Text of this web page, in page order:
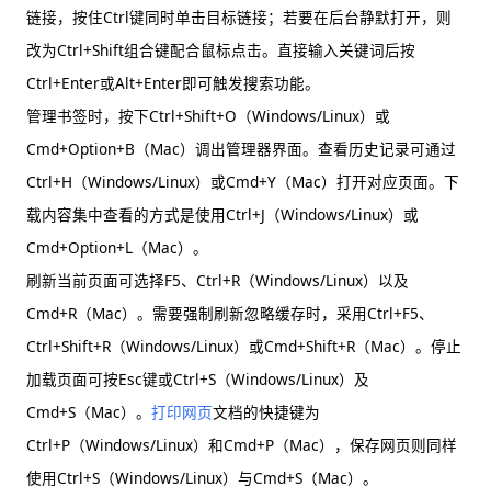
链接，按住Ctrl键同时单击目标链接；若要在后台静默打开，则
改为Ctrl+Shift组合键配合鼠标点击。直接输入关键词后按
Ctrl+Enter或Alt+Enter即可触发搜索功能。
管理书签时，按下Ctrl+Shift+O（Windows/Linux）或
Cmd+Option+B（Mac）调出管理器界面。查看历史记录可通过
Ctrl+H（Windows/Linux）或Cmd+Y（Mac）打开对应页面。下
载内容集中查看的方式是使用Ctrl+J（Windows/Linux）或
Cmd+Option+L（Mac）。
刷新当前页面可选择F5、Ctrl+R（Windows/Linux）以及
Cmd+R（Mac）。需要强制刷新忽略缓存时，采用Ctrl+F5、
Ctrl+Shift+R（Windows/Linux）或Cmd+Shift+R（Mac）。停止
加载页面可按Esc键或Ctrl+S（Windows/Linux）及
Cmd+S（Mac）。 打印网页文档的快捷键为
Ctrl+P（Windows/Linux）和Cmd+P（Mac），保存网页则同样
使用Ctrl+S（Windows/Linux）与Cmd+S（Mac）。